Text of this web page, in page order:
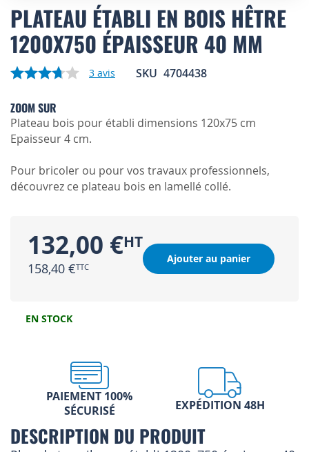
to
the
beginning
images
PLATEAU ÉTABLI EN BOIS HÊTRE
1200X750 ÉPAISSEUR 40 MM
3 avis SKU 4704438
ZOOM SUR
Plateau bois pour établi dimensions 120x75 cm
Epaisseur 4 cm.
Pour bricoler ou pour vos travaux professionnels,
découvrez ce plateau bois en lamellé collé.
132,00 €
158,40 €
Ajouter au panier
EN STOCK
PAIEMENT 100%
SÉCURISÉ
EXPÉDITION 48H
DESCRIPTION DU PRODUIT